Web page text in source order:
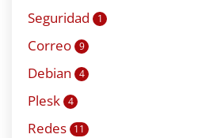
Seguridad 1
Correo 9
Debian 4
Plesk 4
Redes 11